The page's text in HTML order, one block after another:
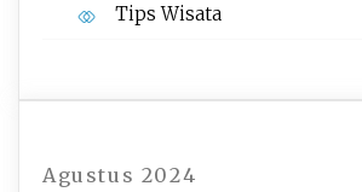
Tips Wisata
Agustus 2024